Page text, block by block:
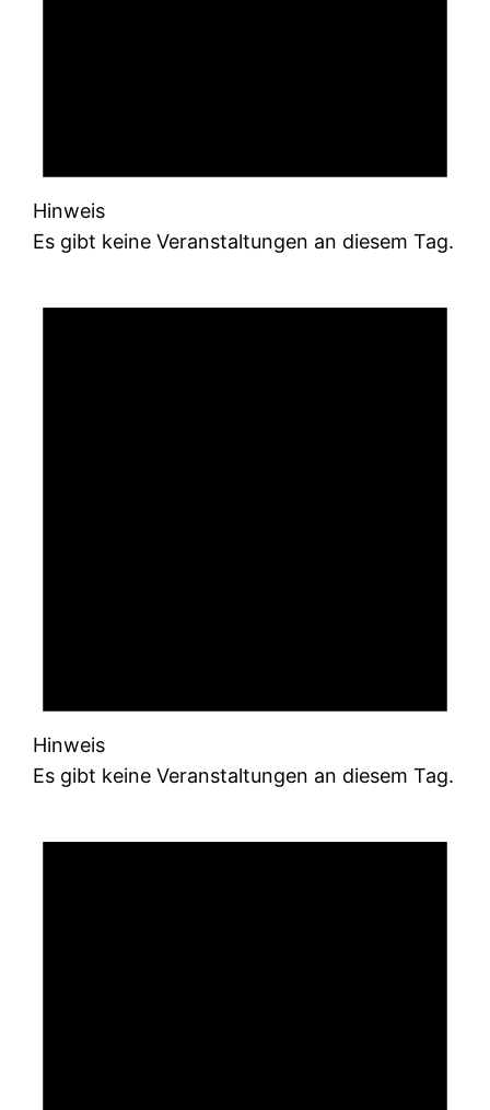
Hinweis
Es gibt keine Veranstaltungen an diesem Tag.
Hinweis
Es gibt keine Veranstaltungen an diesem Tag.